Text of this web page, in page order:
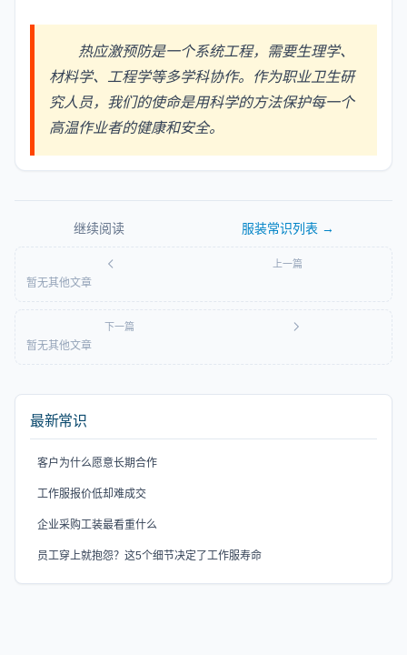
热应激预防是一个系统工程，需要生理学、
材料学、工程学等多学科协作。作为职业卫生研
究人员，我们的使命是用科学的方法保护每一个
高温作业者的健康和安全。
继续阅读 服装常识列表 →
上一篇
暂无其他文章
下一篇
暂无其他文章
最新常识
客户为什么愿意长期合作
工作服报价低却难成交
企业采购工装最看重什么
员工穿上就抱怨？这5个细节决定了工作服寿命